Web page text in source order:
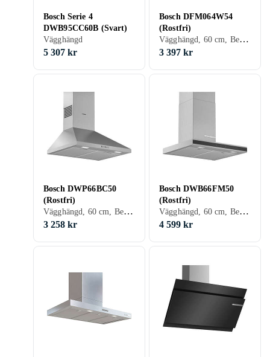
Bosch Serie 4
DWB95CC60B (Svart)
Vägghängd
5 307 kr
Bosch DFM064W54
(Rostfri)
Vägghängd, 60 cm, Belysning, Utdragbar
3 397 kr
Bosch DWP66BC50
(Rostfri)
Vägghängd, 60 cm, Belysning
3 258 kr
Bosch DWB66FM50
(Rostfri)
Vägghängd, 60 cm, Belysning
4 599 kr